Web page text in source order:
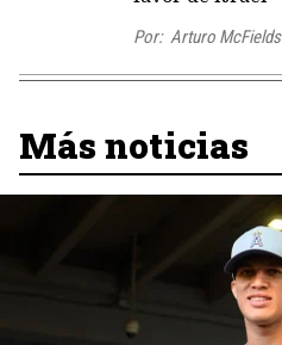
Por: Arturo McFields
Más noticias